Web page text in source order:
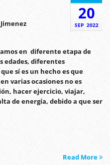
20
SEP 2022
en diferente etapa de
edades, diferentes
sí es un hecho es que
varias ocasiones no es
hacer ejercicio, viajar,
de energía, debido a que ser
Read More